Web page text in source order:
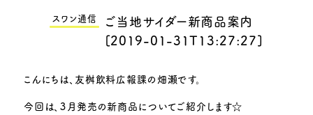
スワン通信
ご当地サイダー新商品案内
[2019-01-31T13:27:27]
こんにちは、友桝飲料広報課の畑瀬です。
今回は、３月発売の新商品についてご紹介します☆